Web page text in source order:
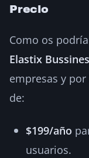
Precio
Como os
Elastix
empresas y
de:
$199/año
usuarios.